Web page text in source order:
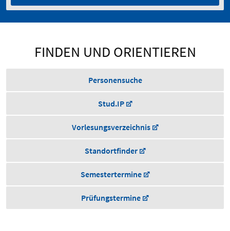
FINDEN UND ORIENTIEREN
Personensuche
Stud.IP
Vorlesungsverzeichnis
Standortfinder
Semestertermine
Prüfungstermine